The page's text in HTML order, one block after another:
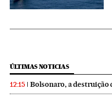
ÚLTIMAS NOTICIAS
12:15 Bolsonaro, a destruição